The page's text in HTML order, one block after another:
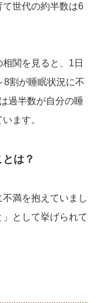
世代の約半数は6
関を見ると、1日
8割が睡眠状況に不
過半数が自分の睡
ます。
は？
満を抱えていまし
として挙げられて